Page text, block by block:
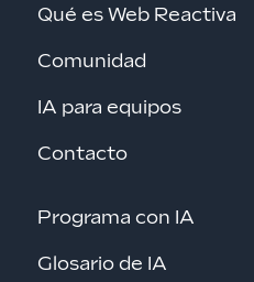
Qué es Web Reactiva
Comunidad
IA para equipos
Contacto
Programa con IA
Glosario de IA